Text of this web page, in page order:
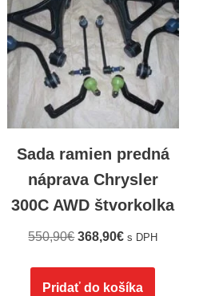
Sada ramien predná
náprava Chrysler
300C AWD štvorkolka
550,90€ 368,90€ s DPH
Pridať do košíka